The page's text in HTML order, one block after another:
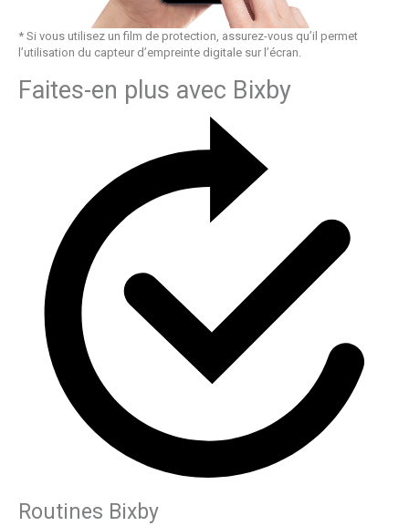
* Si vous utilisez un film de protection, assurez-vous qu’il permet
l’utilisation du capteur d’empreinte digitale sur l’écran.
Faites-en plus avec Bixby
Routines Bixby